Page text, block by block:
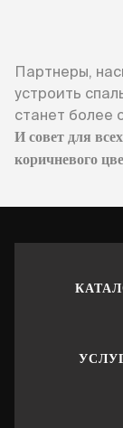
Партнеры,
устроить
станет более
И совет для
коричневого